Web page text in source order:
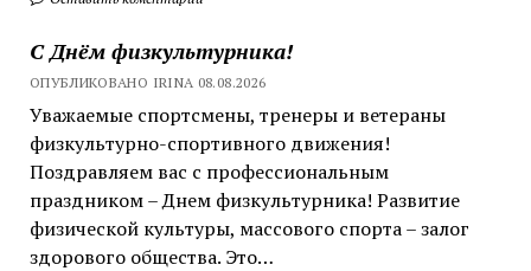
С Днём физкультурника!
ОПУБЛИКОВАНО IRINA 08.08.2026
Уважаемые спортсмены, тренеры и ветераны
физкультурно-спортивного движения!
Поздравляем вас с профессиональным
праздником – Днем физкультурника! Развитие
физической культуры, массового спорта – залог
здорового общества. Это…